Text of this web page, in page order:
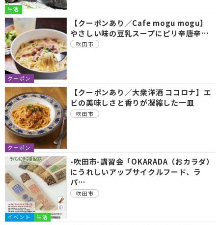
生活
クーポン
【クーポンあり／Cafe mogu mogu】
やさしい味の豆乳スープにピリ辛唐辛…
吹田市
クーポン
【クーポンあり／大衆洋酒 ココロナ】エ
ビの美味しさと香りが凝縮した一皿
吹田市
イベント 生活
-吹田市-講習会「OKARADA（おカラダ）
にうれしいアップサイクルフード、ラ
パ…
吹田市